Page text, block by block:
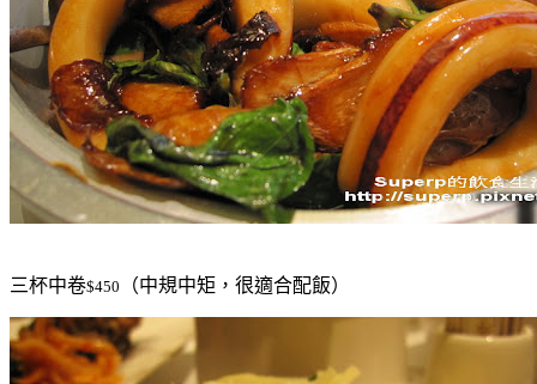
三杯中卷$450 （中規中矩，很適合配飯）